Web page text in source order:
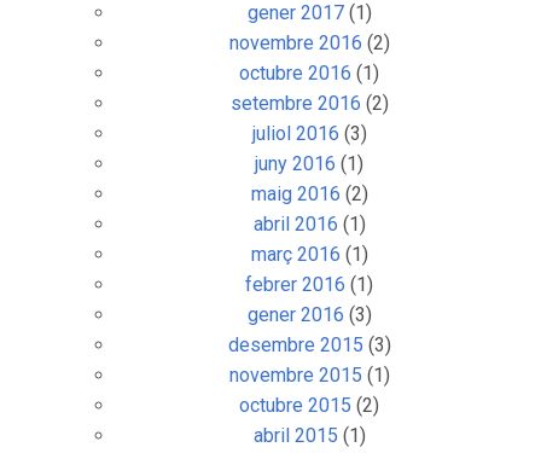
gener 2017(1)
novembre 2016 (2)
octubre 2016 (1)
setembre 2016 (2)
juliol 2016 (3)
juny 2016 (1)
maig 2016 (2)
abril 2016 (1)
març 2016 (1)
febrer 2016 (1)
gener 2016 (3)
desembre 2015 (3)
novembre 2015 (1)
octubre 2015 (2)
abril 2015 (1)